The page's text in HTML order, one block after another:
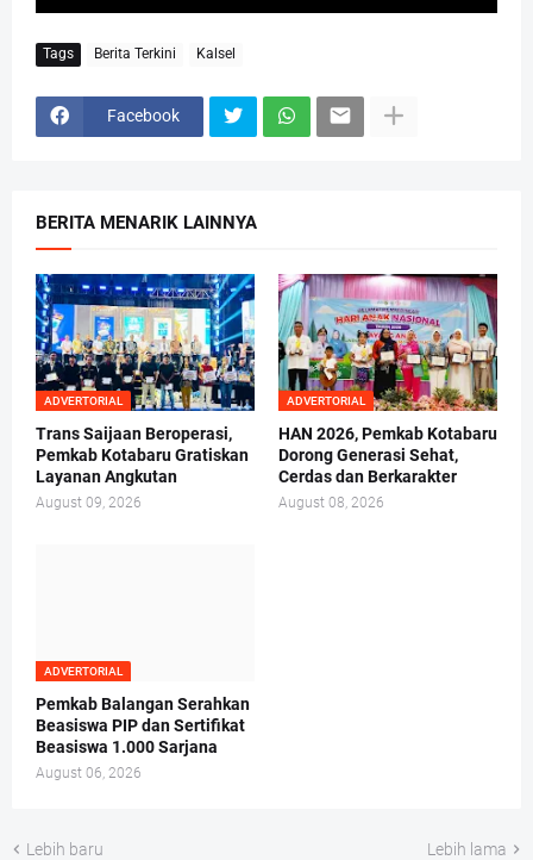
Tags Berita Terkini Kalsel
Facebook
BERITA MENARIK LAINNYA
ADVERTORIAL
Trans Saijaan Beroperasi,
Pemkab Kotabaru Gratiskan
Layanan Angkutan
August 09, 2026
ADVERTORIAL
HAN 2026, Pemkab Kotabaru
Dorong Generasi Sehat,
Cerdas dan Berkarakter
August 08, 2026
ADVERTORIAL
Pemkab Balangan Serahkan
Beasiswa PIP dan Sertifikat
Beasiswa 1.000 Sarjana
August 06, 2026
Lebih baru Lebih lama